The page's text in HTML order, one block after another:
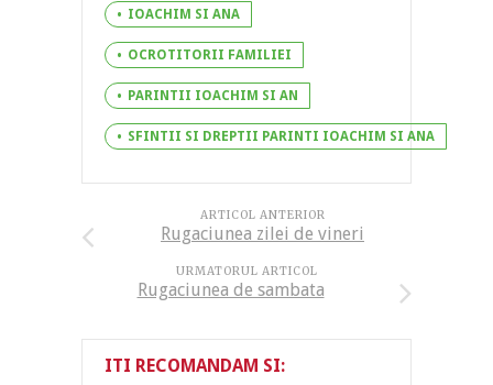
IOACHIM SI ANA
OCROTITORII FAMILIEI
PARINTII IOACHIM SI AN
SFINTII SI DREPTII PARINTI IOACHIM SI ANA
ARTICOL ANTERIOR
Rugaciunea zilei de vineri
URMATORUL ARTICOL
Rugaciunea de sambata
ITI RECOMANDAM SI: